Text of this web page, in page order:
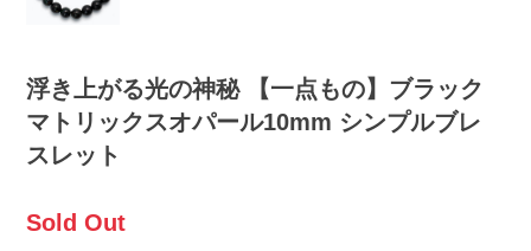
浮き上がる光の神秘 【一点もの】ブラック
マトリックスオパール10mm シンプルブレ
スレット
Sold Out